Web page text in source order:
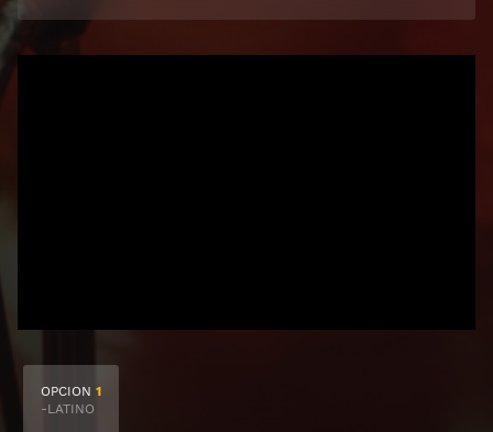
Haz clic 3 veces en el botón para desbloquear el
OPCION 1
-LATINO